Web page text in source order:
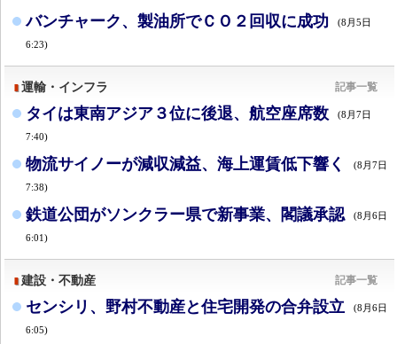
バンチャーク、製油所でＣＯ２回収に成功 (8月5日
6:23)
運輸・インフラ 記事一覧
タイは東南アジア３位に後退、航空座席数 (8月7日
7:40)
物流サイノーが減収減益、海上運賃低下響く (8月7日
7:38)
鉄道公団がソンクラー県で新事業、閣議承認 (8月6日
6:01)
建設・不動産 記事一覧
センシリ、野村不動産と住宅開発の合弁設立 (8月6日
6:05)